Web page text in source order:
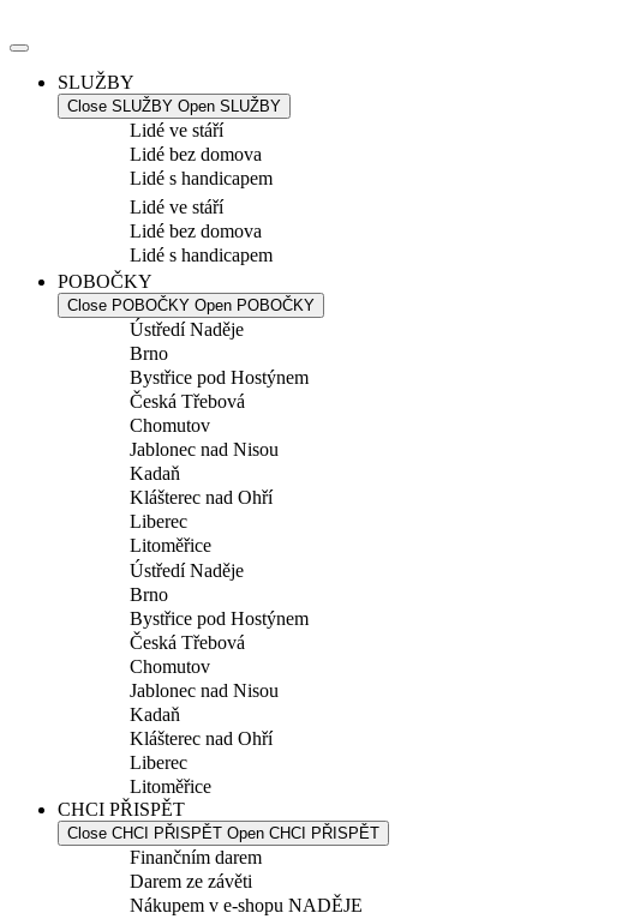
k
SLUŽBY
Close SLUŽBY Open SLUŽBY
Lidé ve stáří
Lidé bez domova
Lidé s handicapem
Lidé ve stáří
Lidé bez domova
Lidé s handicapem
POBOČKY
Close POBOČKY Open POBOČKY
Ústředí Naděje
Brno
Bystřice pod Hostýnem
Česká Třebová
Chomutov
Jablonec nad Nisou
Kadaň
Klášterec nad Ohří
Liberec
Litoměřice
Ústředí Naděje
Brno
Bystřice pod Hostýnem
Česká Třebová
Chomutov
Jablonec nad Nisou
Kadaň
Klášterec nad Ohří
Liberec
Litoměřice
CHCI PŘISPĚT
Close CHCI PŘISPĚT Open CHCI PŘISPĚT
Finančním darem
Darem ze závěti
Nákupem v e-shopu NADĚJE